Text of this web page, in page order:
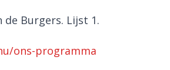
Burgers. Lijst 1.
ons-programma